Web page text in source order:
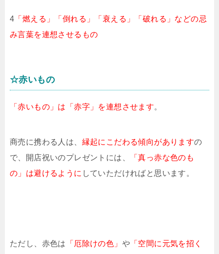
4 「燃える」「倒れる」「衰える」「破れる」などの忌
み言葉を連想させるもの
☆赤いもの
「赤いもの」は「赤字」を連想させます。
商売に携わる人は、 縁起にこだわる傾向がありますの
で、開店祝いのプレゼントには、
「真っ赤な色のも
の」は避けるように していただければと思います。
ただし、赤色は 「厄除けの色」 や 「空間に元気を招く